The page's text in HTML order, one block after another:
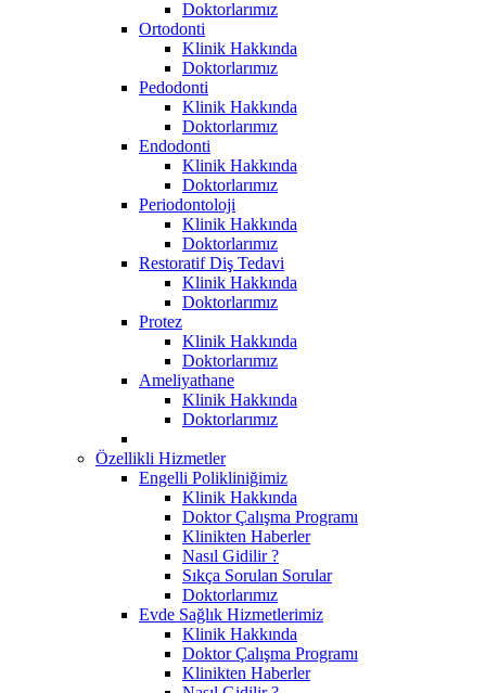
Doktorlarımız
Ortodonti
Klinik Hakkında
Doktorlarımız
Pedodonti
Klinik Hakkında
Doktorlarımız
Endodonti
Klinik Hakkında
Doktorlarımız
Periodontoloji
Klinik Hakkında
Doktorlarımız
Restoratif Diş Tedavi
Klinik Hakkında
Doktorlarımız
Protez
Klinik Hakkında
Doktorlarımız
Ameliyathane
Klinik Hakkında
Doktorlarımız
Özellikli Hizmetler
Engelli Polikliniğimiz
Klinik Hakkında
Doktor Çalışma Programı
Klinikten Haberler
Nasıl Gidilir ?
Sıkça Sorulan Sorular
Doktorlarımız
Evde Sağlık Hizmetlerimiz
Klinik Hakkında
Doktor Çalışma Programı
Klinikten Haberler